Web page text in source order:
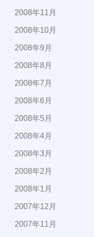
2008年11月
2008年10月
2008年9月
2008年8月
2008年7月
2008年6月
2008年5月
2008年4月
2008年3月
2008年2月
2008年1月
2007年12月
2007年11月